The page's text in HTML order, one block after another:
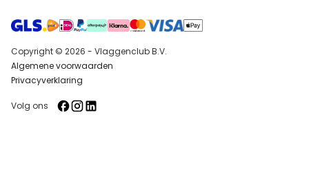
Copyright © 2026 - Vlaggenclub B.V.
Algemene voorwaarden
Privacyverklaring
Volg ons